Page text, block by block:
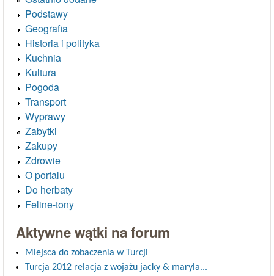
Podstawy
Geografia
Historia i polityka
Kuchnia
Kultura
Pogoda
Transport
Wyprawy
Zabytki
Zakupy
Zdrowie
O portalu
Do herbaty
Feline-tony
Aktywne wątki na forum
Miejsca do zobaczenia w Turcji
Turcja 2012 relacja z wojażu jacky & maryla...